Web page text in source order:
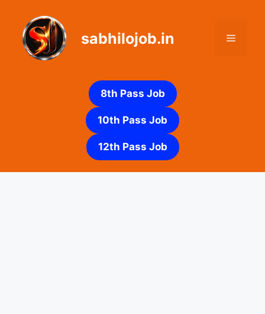
content
sabhilojob.in Menu
8th Pass Job
10th Pass Job
12th Pass Job